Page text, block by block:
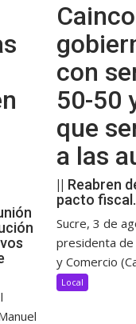
con
50-50
que
a las
|| Reabren
pacto fiscal.
Sucre, 3 de
presidenta de
y Comercio
Local